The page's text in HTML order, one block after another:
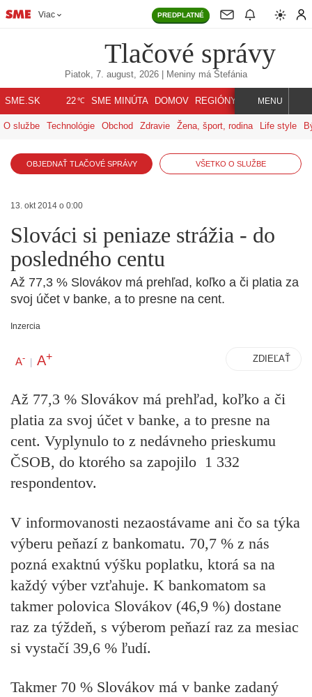
Viac PREDPLATNÉ
Tlačové správy
Piatok, 7. august, 2026 | Meniny má Štefánia
SME.SK 22℃ SME MINÚTA DOMOV REGIÓNY INDEX SVET
MENU
O službe Technológie Obchod Zdravie Žena, šport, rodina Life style
OBJEDNAŤ TLAČOVÉ SPRÁVY VŠETKO O SLUŽBE
13. okt 2014 o 0:00
Slováci si peniaze strážia - do
posledného centu
Až 77,3 % Slovákov má prehľad, koľko a či platia za
svoj účet v banke, a to presne na cent.
Inzercia
A- | A+ ZDIEĽAŤ
Až 77,3 % Slovákov má prehľad, koľko a či
platia za svoj účet v banke, a to presne na
cent. Vyplynulo to z nedávneho prieskumu
ČSOB, do ktorého sa zapojilo 1 332
respondentov.
V informovanosti nezaostávame ani čo sa týka
výberu peňazí z bankomatu. 70,7 % z nás
pozná exaktnú výšku poplatku, ktorá sa na
každý výber vzťahuje. K bankomatom sa
takmer polovica Slovákov (46,9 %) dostane
raz za týždeň, s výberom peňazí raz za mesiac
si vystačí 39,6 % ľudí.
Takmer 70 % Slovákov má v banke zadaný